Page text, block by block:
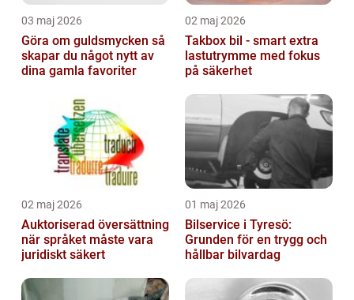
03 maj 2026
Göra om guldsmycken så
skapar du något nytt av
dina gamla favoriter
02 maj 2026
Takbox bil - smart extra
lastutrymme med fokus
på säkerhet
02 maj 2026
Auktoriserad översättning
när språket måste vara
juridiskt säkert
01 maj 2026
Bilservice i Tyresö:
Grunden för en trygg och
hållbar bilvardag